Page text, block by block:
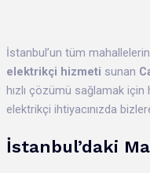
İstanbul’un tüm
elektrikçi hizmeti sunan
hızlı çözümü sağlamak için
elektrikçi ihtiyacınızda
İstanbul’daki